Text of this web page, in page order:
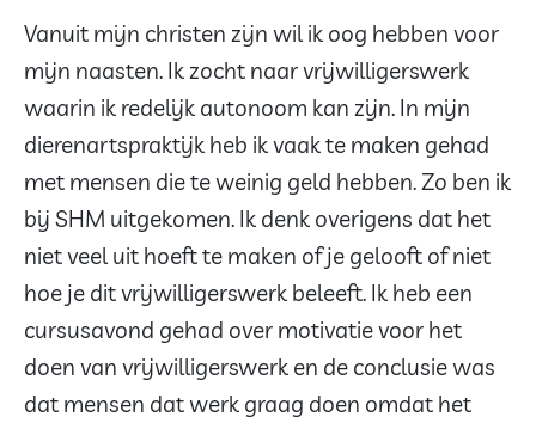
Vanuit mijn christen zijn wil ik oog hebben voor
mijn naasten. Ik zocht naar vrijwilligerswerk
waarin ik redelijk autonoom kan zijn. In mijn
dierenartspraktijk heb ik vaak te maken gehad
met mensen die te weinig geld hebben. Zo ben ik
bij SHM uitgekomen. Ik denk overigens dat het
niet veel uit hoeft te maken of je gelooft of niet
hoe je dit vrijwilligerswerk beleeft. Ik heb een
cursusavond gehad over motivatie voor het
doen van vrijwilligerswerk en de conclusie was
dat mensen dat werk graag doen omdat het